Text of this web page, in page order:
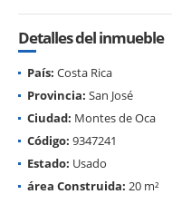
Detalles del inmueble
País: Costa Rica
Provincia: San José
Ciudad: Montes de Oca
Código: 9347241
Estado: Usado
área Construida: 20 m²